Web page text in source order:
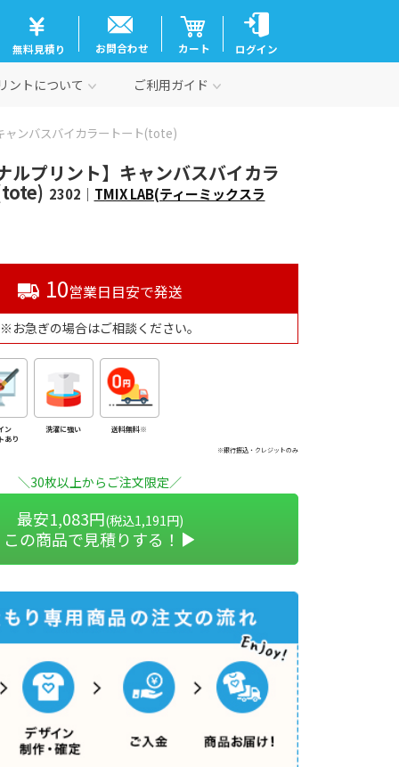
無料見積り お問合わせ カート ログイン
ントについて ご利用ガイド
ャンバスバイカラートート(tote)
ルプリント】キャンバスバイカラ
2302｜ TMIX LAB(ティーミックスラ
10営業日目安で発送
※お急ぎの場合はご相談ください。
ン
あり
洗濯に強い 送料無料※
※銀行振込・クレジットのみ
＼30枚以上からご注文限定／
最安1,083円(税込1,191円)
この商品で見積りする！